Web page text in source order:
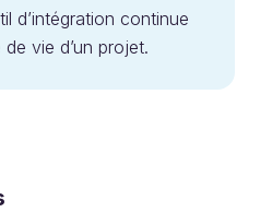
d’intégration continue
vie d’un projet.